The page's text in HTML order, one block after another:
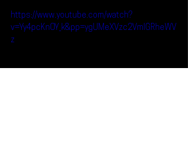
https://www.youtube.com/watch?
v=Yy4pcKn0Y_k&pp=ygUMeXVzc2VmIGRheWV
z